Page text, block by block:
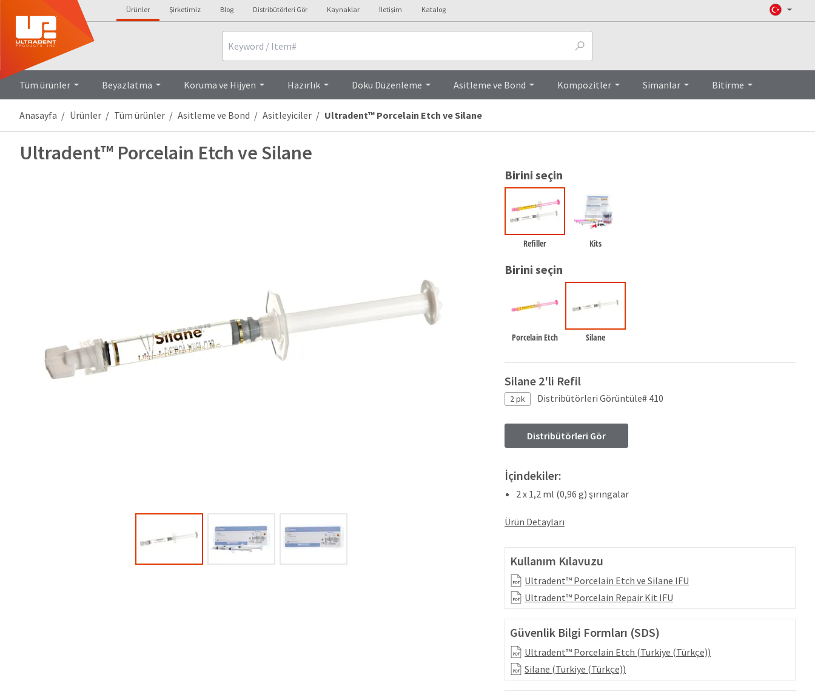
Ürünler Şirketimiz Blog Distribütörleri Gör Kaynaklar İletişim Katalog
Tüm ürünler Beyazlatma Koruma ve Hijyen Hazırlık Doku Düzenleme Asitleme ve Bond Kompozitler Simanlar Bitirme
Anasayfa Ürünler Tüm ürünler Asitleme ve Bond Asitleyiciler Ultradent™ Porcelain Etch ve Silane
Ultradent™ Porcelain Etch ve Silane
Birini seçin
Refiller Kits
Birini seçin
Porcelain Etch Silane
Silane 2'li Refil
2 pk Distribütörleri Görüntüle# 410
Distribütörleri Gör
İçindekiler:
2 x 1,2 ml (0,96 g) şırıngalar
Ürün Detayları
Kullanım Kılavuzu
Ultradent™ Porcelain Etch ve Silane IFU
Ultradent™ Porcelain Repair Kit IFU
Güvenlik Bilgi Formları (SDS)
Ultradent™ Porcelain Etch (Turkiye (Türkçe))
Silane (Turkiye (Türkçe))